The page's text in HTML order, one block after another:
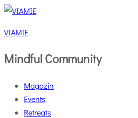
VIAMIE
Mindful Community
Magazin
Events
Retreats